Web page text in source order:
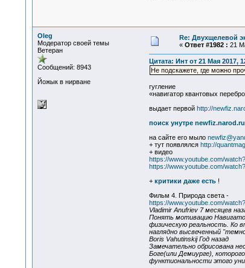
Oleg
Модератор своей темы
Ветеран
Сообщений: 8943
Йожык в нирване
Re: Двухщелевой
« Ответ #1982 : 21
Цитата: Инт от 21 Мая 2017,
Не подскажете, где можно
гугление
«навигатор квантовых
выдает первой http://
поиск унутре newfiz.narod.ru
на сайте его мыло
+ тут появлялся http://
+ видео
https://www.youtube.com/
https://www.youtube.com/
+ критики даже есть!
Фильм 4. Природа света -
https://www.youtube.com/
Vladimir Anufriev 7 месяцев
Понять мотивацию
физическую реальность. Ко
наглядно высвеченный
Boris Vahutinskij Год назад
Замечательно обрисована
Боге(или Демиурге),
функтиональности этого